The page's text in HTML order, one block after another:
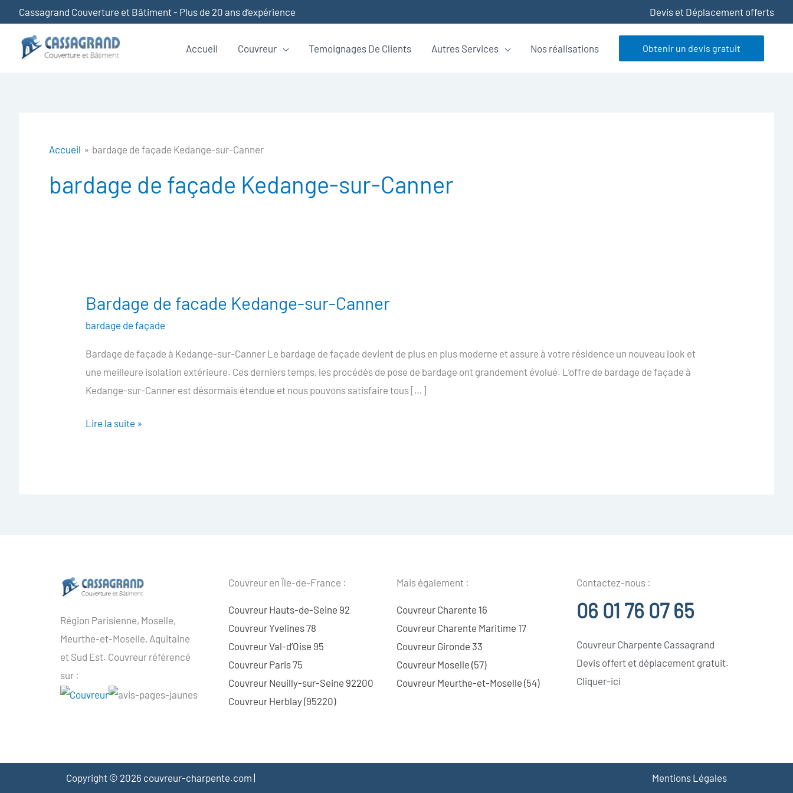
au
contenu
Cassagrand Couverture et Bâtiment - Plus de 20 ans d’expérience Devis et Déplacement offerts
Accueil Couvreur Temoignages De Clients Autres Services Nos réalisations Obtenir un devis gratuit
Accueil bardage de façade Kedange-sur-Canner
bardage de façade Kedange-sur-Canner
Bardage de facade Kedange-sur-Canner
bardage de façade
Bardage de façade à Kedange-sur-Canner Le bardage de façade devient de plus en plus moderne et assure à votre résidence un nouveau look et
une meilleure isolation extérieure. Ces derniers temps, les procédés de pose de bardage ont grandement évolué. L’offre de bardage de façade à
Kedange-sur-Canner est désormais étendue et nous pouvons satisfaire tous […]
Bardage
Kedange-
sur-
Canner
Lire la suite »
Région Parisienne, Moselle,
Meurthe-et-Moselle, Aquitaine
et Sud Est. Couvreur référencé
sur :
Couvreur en Île-de-France :
Couvreur Hauts-de-Seine 92
Couvreur Yvelines 78
Couvreur Val-d’Oise 95
Couvreur Paris 75
Couvreur Neuilly-sur-Seine 92200
Couvreur Herblay (95220)
Mais également :
Couvreur Charente 16
Couvreur Charente Maritime 17
Couvreur Gironde 33
Couvreur Moselle (57)
Couvreur Meurthe-et-Moselle (54)
Contactez-nous :
06 01 76 07 65
Couvreur Charpente Cassagrand
Devis offert et déplacement gratuit.
Cliquer-ici
Copyright © 2026 couvreur-charpente.com | Mentions Légales